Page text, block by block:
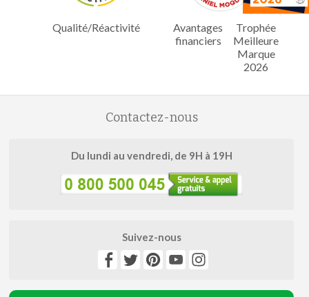
Qualité/Réactivité
Avantages
financiers
Trophée
Meilleure
Marque
2026
Contactez-nous
Du lundi au vendredi, de 9H à 19H
Suivez-nous